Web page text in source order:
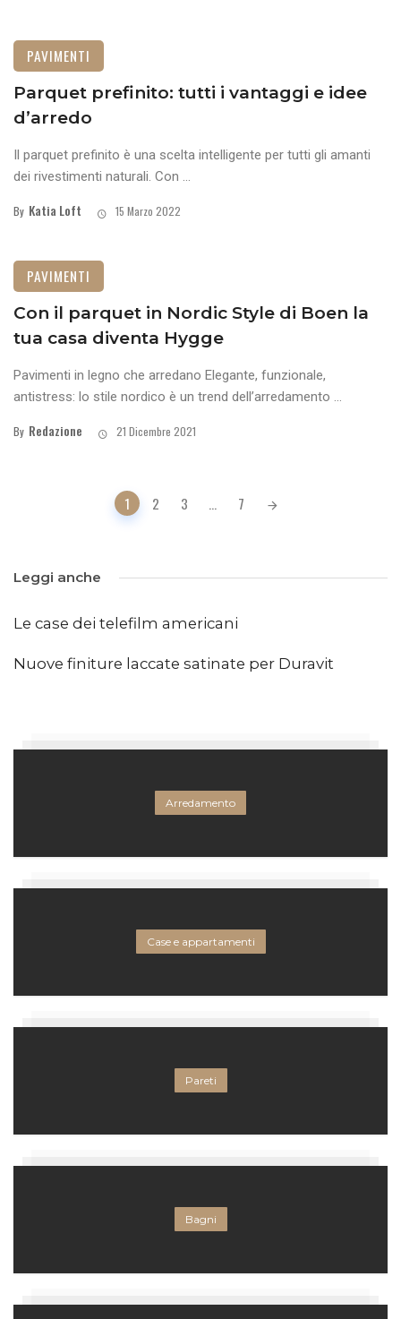
PAVIMENTI
Parquet prefinito: tutti i vantaggi e idee
d’arredo
Il parquet prefinito è una scelta intelligente per tutti gli amanti
dei rivestimenti naturali. Con ...
By Katia Loft 15 Marzo 2022
PAVIMENTI
Con il parquet in Nordic Style di Boen la
tua casa diventa Hygge
Pavimenti in legno che arredano Elegante, funzionale,
antistress: lo stile nordico è un trend dell’arredamento ...
By Redazione 21 Dicembre 2021
1 2 3 ... 7
Leggi anche
Le case dei telefilm americani
Nuove finiture laccate satinate per Duravit
Arredamento
Case e appartamenti
Pareti
Bagni